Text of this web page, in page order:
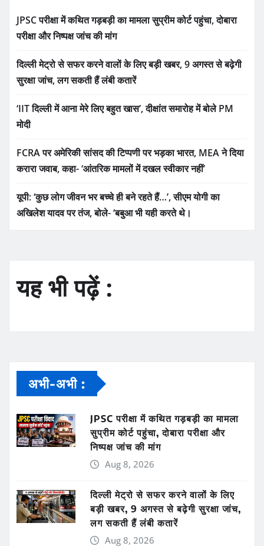
JPSC परीक्षा में कथित गड़बड़ी का मामला सुप्रीम कोर्ट पहुंचा, दोबारा
परीक्षा और निष्पक्ष जांच की मांग
दिल्ली मेट्रो से सफर करने वालों के लिए बड़ी खबर, 9 अगस्त से बढ़ेगी
सुरक्षा जांच, लग सकती हैं लंबी कतारें
‘IIT दिल्ली में आना मेरे लिए बहुत खास’, दीक्षांत समारोह में बोले PM
मोदी
FCRA पर अमेरिकी सांसद की टिप्पणी पर भड़का भारत, MEA ने दिया
करारा जवाब, कहा- ‘आंतरिक मामलों में दखल स्वीकार नहीं’
यूपी: ‘कुछ लोग जीवन भर बच्चे ही बने रहते हैं…’, सीएम योगी का
अखिलेश यादव पर तंज, बोले- ‘बबुआ भी यही करते थे।
यह भी पढ़ें :
अभी-अभी :
JPSC परीक्षा में कथित गड़बड़ी का मामला
सुप्रीम कोर्ट पहुंचा, दोबारा परीक्षा और
निष्पक्ष जांच की मांग
Aug 8, 2026
दिल्ली मेट्रो से सफर करने वालों के लिए
बड़ी खबर, 9 अगस्त से बढ़ेगी सुरक्षा जांच,
लग सकती हैं लंबी कतारें
Aug 8, 2026